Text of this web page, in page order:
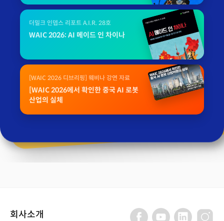
더밀크 인뎁스 리포트 A.I.R. 28호
WAIC 2026: AI 메이드 인 차이나
[WAIC 2026 디브리핑] 웨비나 강연 자료
[WAIC 2026에서 확인한 중국 AI 로봇
산업의 실체
회사소개